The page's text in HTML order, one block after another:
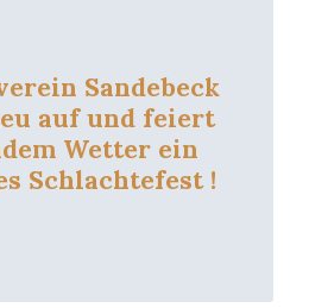
Sandebeck
auf und feiert
Wetter ein
Schlachtefest !